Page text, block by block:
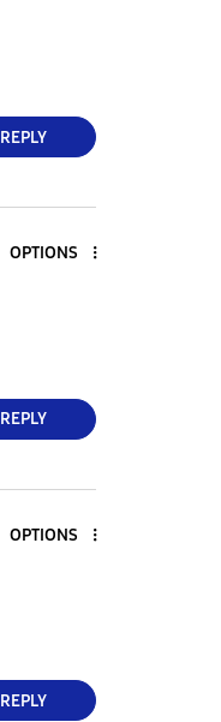
REPLY
OPTIONS
REPLY
OPTIONS
REPLY